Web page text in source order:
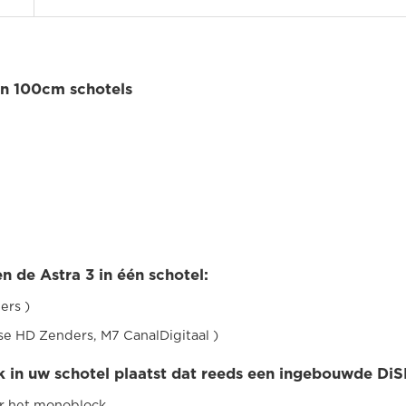
100cm schotels
de Astra 3 in één schotel:
)
HD Zenders, M7 CanalDigitaal )
uw schotel plaatst dat reeds een ingebouwde